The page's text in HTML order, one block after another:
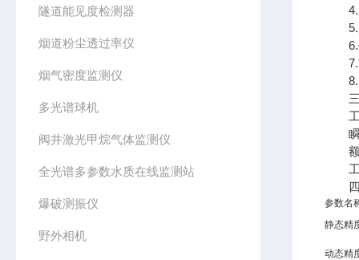
隧道能见度检测器
烟道粉尘透过率仪
烟气密度监测仪
多光谱球机
阀井激光甲烷气体监测仪
全光谱多参数水质在线监测站
爆破测振仪
野外相机
4.产
5.产
6.依
7.前
8.产
三
工
瞬
额
工
四
参数名
静态精
动态精